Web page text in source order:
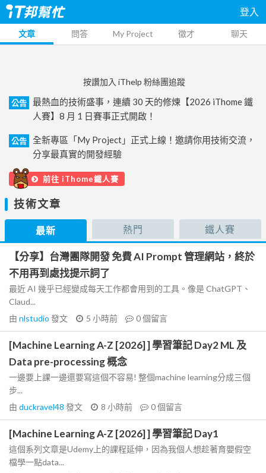
登入
文章 問答 My Project 徵才 聊天
按讚加入 iThelp 粉絲團追蹤
公告
最熱血的技術盛事，連續 30 天的修煉【2026 iThome 鐵
人賽】8 月 1 日賽事正式開啟！
公告
全新專區「My Project」正式上線！邀請你用技術交流，
分享最真實的開發經驗
前往 iThome鐵人賽
技術文章
最新 熱門 鐵人賽
【分享】台灣團隊開發 免費 AI Prompt 管理網站，終於
不用再到處找提示詞了
最近 AI 幾乎已經變成每天工作都會用到的工具。像是 ChatGPT、
Claud...
由 nlstudio 發文 5 小時前 0個留言
[Machine Learning A-Z [2026] ] 學習筆記 Day2 ML 及
Data pre-processing 概念
一邊要上課一邊還要寫這個不容易! 整個machine learning分成三個
步...
由 duckravel48 發文 8 小時前 0個留言
[Machine Learning A-Z [2026] ] 學習筆記 Day1
這個系列文章是Udemy上的課程延伸，因為我個人想趁著育嬰假空
檔學一點data...